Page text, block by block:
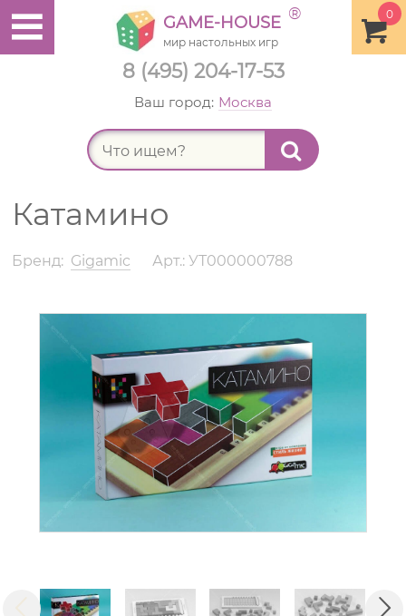
8 (495) 204-17-53
0
GAME-HOUSE ®
мир настольных игр
Ваш город: Москва
Катамино
Бренд: Gigamic Арт.: УТ000000788